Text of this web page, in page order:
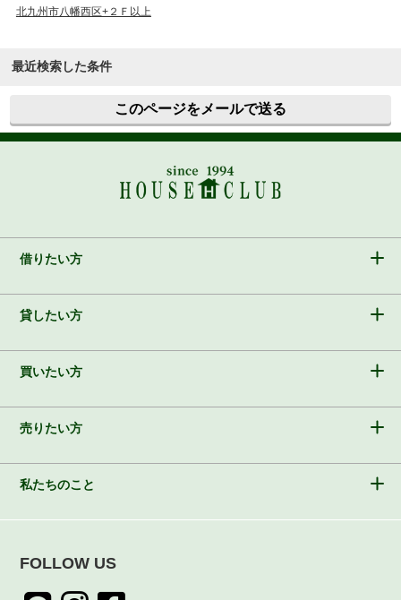
北九州市八幡西区+２Ｆ以上
最近検索した条件
このページをメールで送る
借りたい方
貸したい方
買いたい方
売りたい方
私たちのこと
FOLLOW US